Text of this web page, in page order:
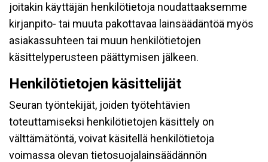
joitakin käyttäjän henkilötietoja noudattaaksemme
kirjanpito- tai muuta pakottavaa lainsäädäntöä myös
asiakassuhteen tai muun henkilötietojen
käsittelyperusteen päättymisen jälkeen.
Henkilötietojen käsittelijät
Seuran työntekijät, joiden työtehtävien
toteuttamiseksi henkilötietojen käsittely on
välttämätöntä, voivat käsitellä henkilötietoja
voimassa olevan tietosuojalainsäädännön